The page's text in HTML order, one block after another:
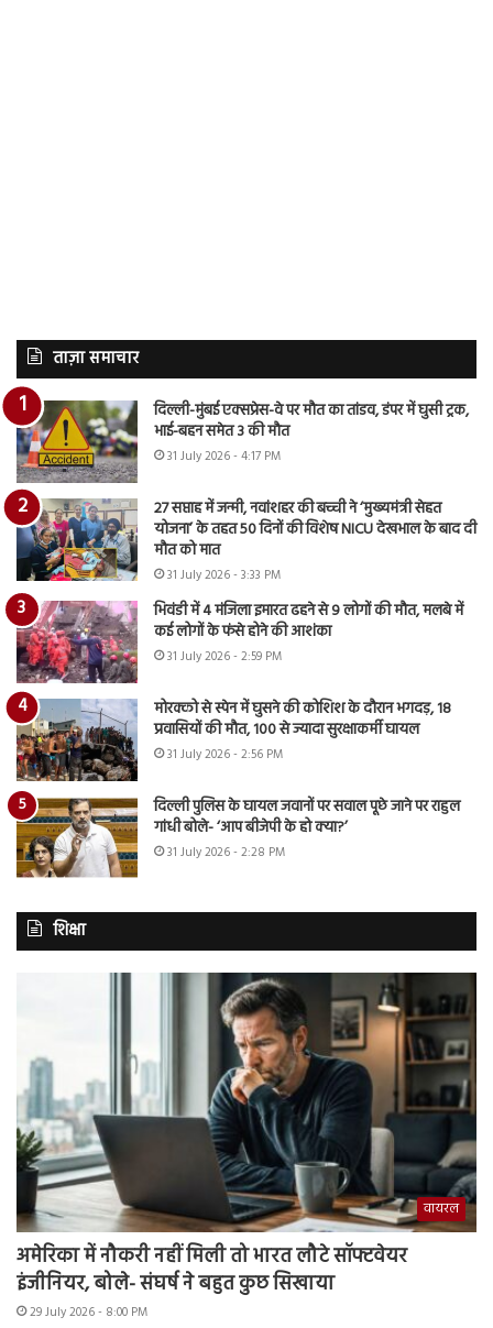
ताज़ा समाचार
दिल्ली-मुंबई एक्सप्रेस-वे पर मौत का तांडव, डंपर में घुसी ट्रक,
भाई-बहन समेत 3 की मौत
31 July 2026 - 4:17 PM
27 सप्ताह में जन्मी, नवांशहर की बच्ची ने ‘मुख्यमंत्री सेहत
योजना’ के तहत 50 दिनों की विशेष NICU देखभाल के बाद दी
मौत को मात
31 July 2026 - 3:33 PM
भिवंडी में 4 मंजिला इमारत ढहने से 9 लोगों की मौत, मलबे में
कई लोगों के फंसे होने की आशंका
31 July 2026 - 2:59 PM
मोरक्को से स्पेन में घुसने की कोशिश के दौरान भगदड़, 18
प्रवासियों की मौत, 100 से ज्यादा सुरक्षाकर्मी घायल
31 July 2026 - 2:56 PM
दिल्ली पुलिस के घायल जवानों पर सवाल पूछे जाने पर राहुल
गांधी बोले- ‘आप बीजेपी के हो क्या?’
31 July 2026 - 2:28 PM
शिक्षा
वायरल
अमेरिका में नौकरी नहीं मिली तो भारत लौटे सॉफ्टवेयर
इंजीनियर, बोले- संघर्ष ने बहुत कुछ सिखाया
29 July 2026 - 8:00 PM